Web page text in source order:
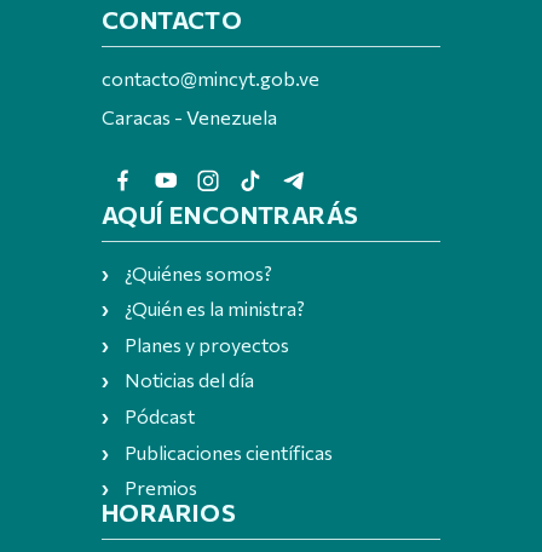
CONTACTO
contacto@mincyt.gob.ve
Caracas - Venezuela
AQUÍ ENCONTRARÁS
¿Quiénes somos?
¿Quién es la ministra?
Planes y proyectos
Noticias del día
Pódcast
Publicaciones científicas
Premios
HORARIOS